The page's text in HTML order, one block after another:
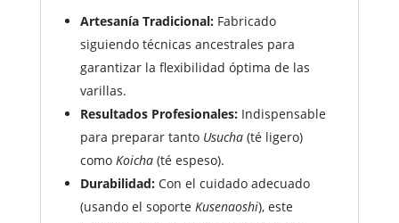
Artesanía Tradicional:Fabricado
siguiendo técnicas ancestrales para
garantizar la flexibilidad óptima de las
varillas.
Resultados Profesionales:Indispensable
para preparar tanto Usucha(té ligero)
como Koicha(té espeso).
Durabilidad:Con el cuidado adecuado
(usando el soporte Kusenaoshi), este